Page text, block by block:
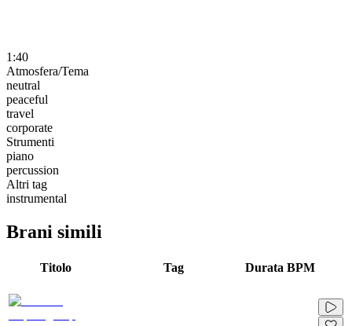
1:40
Atmosfera/Tema
neutral
peaceful
travel
corporate
Strumenti
piano
percussion
Altri tag
instrumental
Brani simili
Titolo Tag Durata BPM